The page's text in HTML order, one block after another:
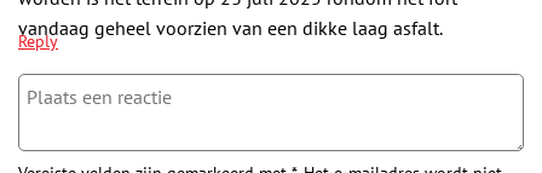
vandaag geheel voorzien van een dikke laag asfalt.
Reply